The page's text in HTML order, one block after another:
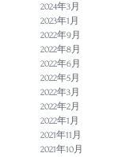
2024年3月
2023年1月
2022年9月
2022年8月
2022年6月
2022年5月
2022年3月
2022年2月
2022年1月
2021年11月
2021年10月